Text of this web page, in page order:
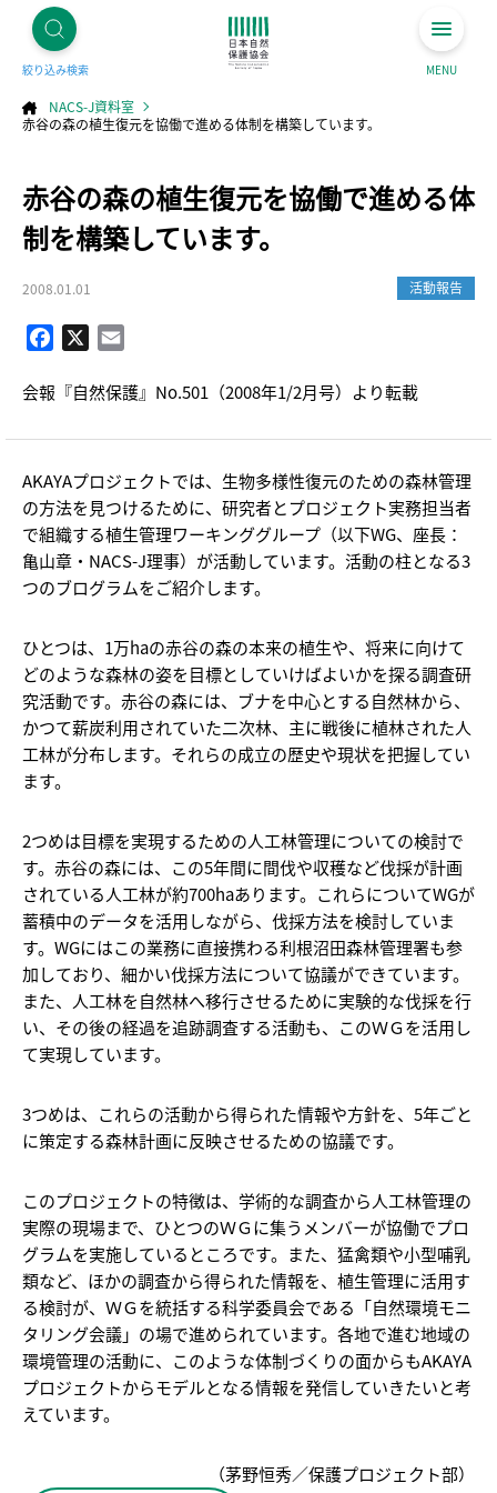
絞り込み検索 MENU
NACS-J資料室
赤谷の森の植生復元を協働で進める体制を構築しています。
赤谷の森の植生復元を協働で進める体
制を構築しています。
2008.01.01 活動報告
Facebook
会報『自然保護』No.501（2008年1/2月号）より転載
AKAYAプロジェクトでは、生物多様性復元のための森林管理
の方法を見つけるために、研究者とプロジェクト実務担当者
で組織する植生管理ワーキンググループ（以下WG、座長：
亀山章・NACS-J理事）が活動しています。活動の柱となる3
つのブログラムをご紹介します。
ひとつは、1万haの赤谷の森の本来の植生や、将来に向けて
どのような森林の姿を目標としていけばよいかを探る調査研
究活動です。赤谷の森には、ブナを中心とする自然林から、
かつて薪炭利用されていた二次林、主に戦後に植林された人
工林が分布します。それらの成立の歴史や現状を把握してい
ます。
2つめは目標を実現するための人工林管理についての検討で
す。赤谷の森には、この5年間に間伐や収穫など伐採が計画
されている人工林が約700haあります。これらについてWGが
蓄積中のデータを活用しながら、伐採方法を検討していま
す。WGにはこの業務に直接携わる利根沼田森林管理署も参
加しており、細かい伐採方法について協議ができています。
また、人工林を自然林へ移行させるために実験的な伐採を行
い、その後の経過を追跡調査する活動も、このＷＧを活用し
て実現しています。
3つめは、これらの活動から得られた情報や方針を、5年ごと
に策定する森林計画に反映させるための協議です。
このプロジェクトの特徴は、学術的な調査から人工林管理の
実際の現場まで、ひとつのＷＧに集うメンバーが協働でプロ
グラムを実施しているところです。また、猛禽類や小型哺乳
類など、ほかの調査から得られた情報を、植生管理に活用す
る検討が、ＷＧを統括する科学委員会である「自然環境モニ
タリング会議」の場で進められています。各地で進む地域の
環境管理の活動に、このような体制づくりの面からもAKAYA
プロジェクトからモデルとなる情報を発信していきたいと考
えています。
（茅野恒秀／保護プロジェクト部）